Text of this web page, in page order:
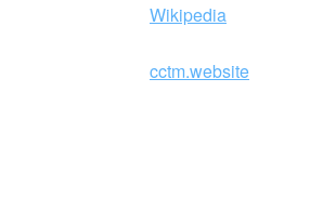
Wikipedia
cctm.website